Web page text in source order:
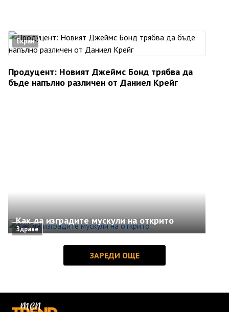
Екран
Продуцент: Новият Джеймс Бонд трябва да
бъде напълно различен от Даниел Крейг
Здраве
Как да изградите мускули на открито